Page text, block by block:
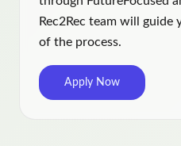
Rec2Rec team will
of the process.
Apply Now